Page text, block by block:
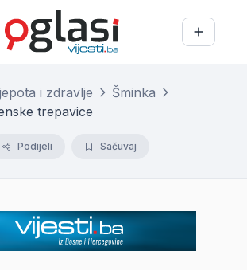
i zdravlje
Šminka
trepavice
Podijeli Sačuvaj